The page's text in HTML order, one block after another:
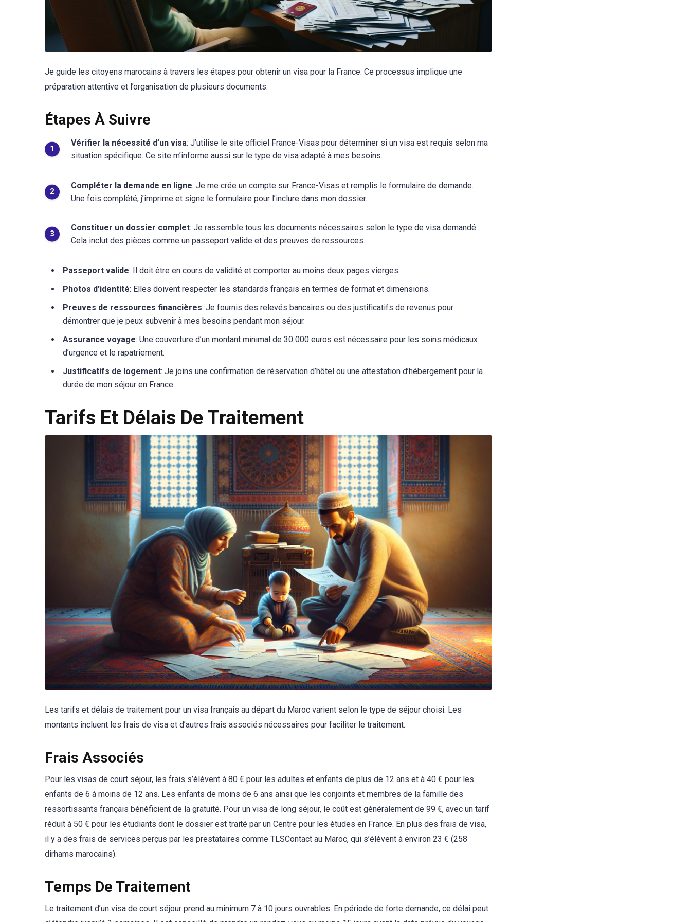
Je guide les citoyens marocains à travers les étapes pour obtenir un visa pour la France. Ce processus implique une
préparation attentive et l’organisation de plusieurs documents.
Étapes À Suivre
Vérifier la nécessité d’un visa: J’utilise le site officiel France-Visas pour déterminer si un visa est requis selon ma
situation spécifique. Ce site m’informe aussi sur le type de visa adapté à mes besoins.
Compléter la demande en ligne: Je me crée un compte sur France-Visas et remplis le formulaire de demande.
Une fois complété, j’imprime et signe le formulaire pour l’inclure dans mon dossier.
Constituer un dossier complet: Je rassemble tous les documents nécessaires selon le type de visa demandé.
Cela inclut des pièces comme un passeport valide et des preuves de ressources.
Passeport valide: Il doit être en cours de validité et comporter au moins deux pages vierges.
Photos d’identité: Elles doivent respecter les standards français en termes de format et dimensions.
Preuves de ressources financières: Je fournis des relevés bancaires ou des justificatifs de revenus pour
démontrer que je peux subvenir à mes besoins pendant mon séjour.
Assurance voyage: Une couverture d’un montant minimal de 30 000 euros est nécessaire pour les soins médicaux
d’urgence et le rapatriement.
Justificatifs de logement: Je joins une confirmation de réservation d’hôtel ou une attestation d’hébergement pour la
durée de mon séjour en France.
Tarifs Et Délais De Traitement
Les tarifs et délais de traitement pour un visa français au départ du Maroc varient selon le type de séjour choisi. Les
montants incluent les frais de visa et d’autres frais associés nécessaires pour faciliter le traitement.
Frais Associés
Pour les visas de court séjour, les frais s’élèvent à 80 € pour les adultes et enfants de plus de 12 ans et à 40 € pour les
enfants de 6 à moins de 12 ans. Les enfants de moins de 6 ans ainsi que les conjoints et membres de la famille des
ressortissants français bénéficient de la gratuité. Pour un visa de long séjour, le coût est généralement de 99 €, avec un tarif
réduit à 50 € pour les étudiants dont le dossier est traité par un Centre pour les études en France. En plus des frais de visa,
il y a des frais de services perçus par les prestataires comme TLSContact au Maroc, qui s’élèvent à environ 23 € (258
dirhams marocains).
Temps De Traitement
Le traitement d’un visa de court séjour prend au minimum 7 à 10 jours ouvrables. En période de forte demande, ce délai peut